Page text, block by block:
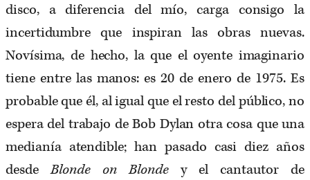
disco, a diferencia del mío, carga consigo la
incertidumbre que inspiran las obras nuevas.
Novísima, de hecho, la que el oyente imaginario
tiene entre las manos: es 20 de enero de 1975. Es
probable que él, al igual que el resto del público, no
espera del trabajo de Bob Dylan otra cosa que una
medianía atendible; han pasado casi diez años
desdeBlonde on Blondey el cantautor de